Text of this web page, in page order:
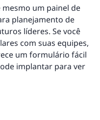
um painel de
planejamento de
líderes. Se você
com suas equipes,
um formulário fácil
implantar para ver